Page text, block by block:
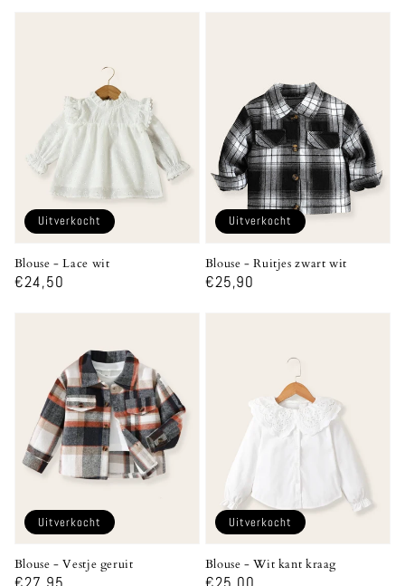
Blouse - Lace wit
Normale
€24,50
Uitverkocht
Blouse - Ruitjes zwart wit
Normale
€25,90
Uitverkocht
Blouse - Vestje geruit
Uitverkocht
Blouse - Wit kant kraag
Uitverkocht